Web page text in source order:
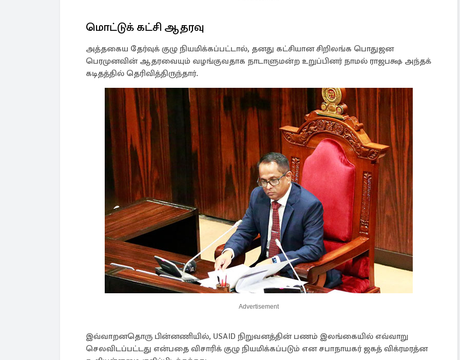
மொட்டுக் கட்சி ஆதரவு
அத்தகைய தேர்வுக் குழு நியமிக்கப்பட்டால், தனது கட்சியான சிறிலங்க பொதுஜன
பெரமுனவின் ஆதரவையும் வழங்குவதாக நாடாளுமன்ற உறுப்பினர் நாமல் ராஜபக்ஷ அந்தக்
கடிதத்தில் தெரிவித்திருந்தார்.
Advertisement
இவ்வாறனதொரு பின்னணியில், USAID நிறுவனத்தின் பணம் இலங்கையில் எவ்வாறு
செலவிடப்பட்டது என்பதை விசாரிக் குழு நியமிக்கப்படும் என சபாநாயகர் ஜகத் விக்ரமரத்ன